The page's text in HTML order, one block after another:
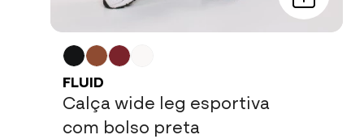
FLUID
Calça wide leg esportiva
com bolso preta